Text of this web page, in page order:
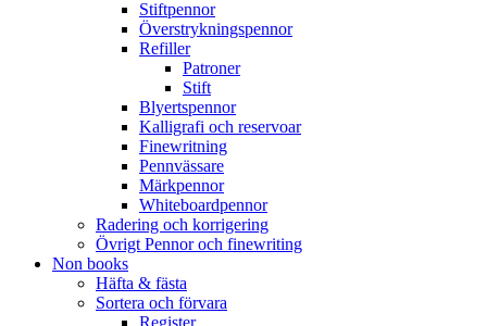
Stiftpennor
Överstrykningspennor
Refiller
Patroner
Stift
Blyertspennor
Kalligrafi och reservoar
Finewritning
Pennvässare
Märkpennor
Whiteboardpennor
Radering och korrigering
Övrigt Pennor och finewriting
Non books
Häfta & fästa
Sortera och förvara
Register